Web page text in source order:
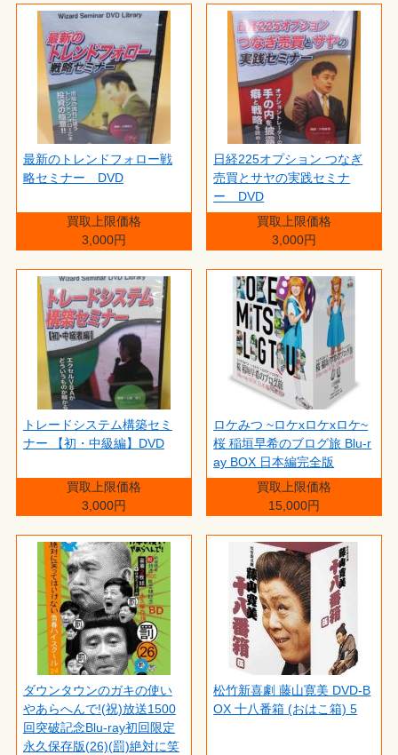
最新のトレンドフォロー戦
略セミナー DVD
買取上限価格
3,000円
日経225オプション つなぎ
売買とサヤの実践セミナ
ー DVD
買取上限価格
3,000円
トレードシステム構築セミ
ナー 【初・中級編】DVD
買取上限価格
3,000円
ロケみつ ~ロケxロケxロケ~
桜 稲垣早希のブログ旅 Blu-r
ay BOX 日本編完全版
買取上限価格
15,000円
ダウンタウンのガキの使い
やあらへんで!(祝)放送1500
回突破記念Blu-ray初回限定
永久保存版(26)(罰)絶対に笑
松竹新喜劇 藤山寛美 DVD-B
OX 十八番箱 (おはこ箱) 5